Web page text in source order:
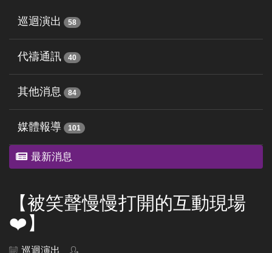
巡迴演出 58
代禱通訊 40
其他消息 84
媒體報導 101
最新消息
【被笑聲慢慢打開的互動現場
❤️】
巡迴演出